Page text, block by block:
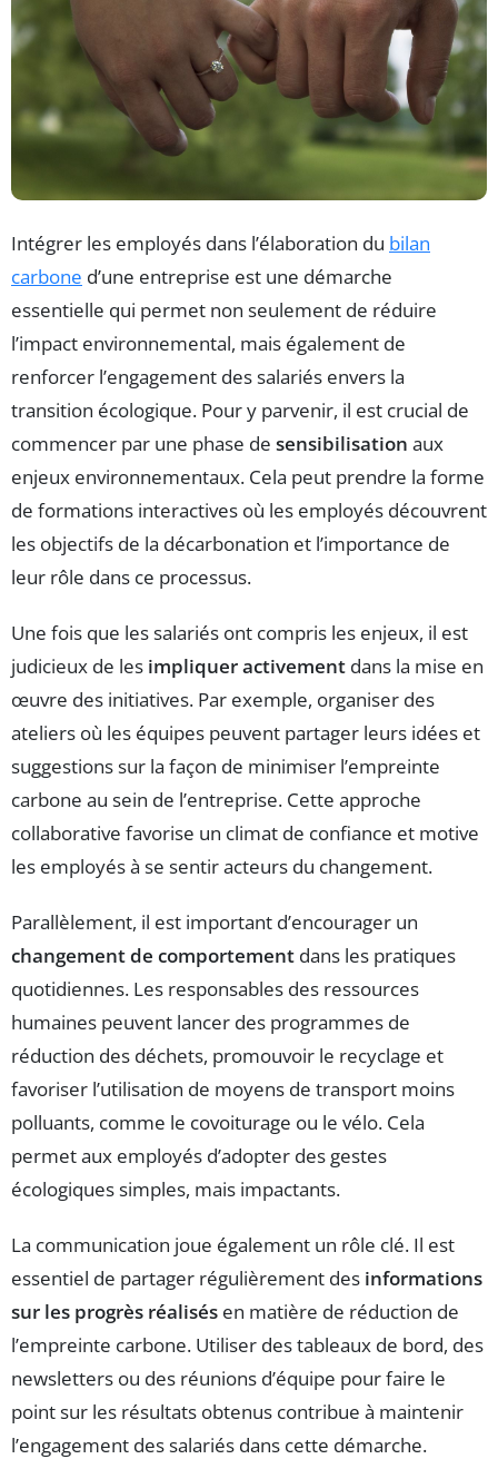
Intégrer les employés dans l’élaboration du bilan
carbone d’une entreprise est une démarche
essentielle qui permet non seulement de réduire
l’impact environnemental, mais également de
renforcer l’engagement des salariés envers la
transition écologique. Pour y parvenir, il est crucial de
commencer par une phase de sensibilisation aux
enjeux environnementaux. Cela peut prendre la forme
de formations interactives où les employés découvrent
les objectifs de la décarbonation et l’importance de
leur rôle dans ce processus.
Une fois que les salariés ont compris les enjeux, il est
judicieux de les impliquer activement dans la mise en
œuvre des initiatives. Par exemple, organiser des
ateliers où les équipes peuvent partager leurs idées et
suggestions sur la façon de minimiser l’empreinte
carbone au sein de l’entreprise. Cette approche
collaborative favorise un climat de confiance et motive
les employés à se sentir acteurs du changement.
Parallèlement, il est important d’encourager un
changement de comportement dans les pratiques
quotidiennes. Les responsables des ressources
humaines peuvent lancer des programmes de
réduction des déchets, promouvoir le recyclage et
favoriser l’utilisation de moyens de transport moins
polluants, comme le covoiturage ou le vélo. Cela
permet aux employés d’adopter des gestes
écologiques simples, mais impactants.
La communication joue également un rôle clé. Il est
essentiel de partager régulièrement des informations
sur les progrès réalisés en matière de réduction de
l’empreinte carbone. Utiliser des tableaux de bord, des
newsletters ou des réunions d’équipe pour faire le
point sur les résultats obtenus contribue à maintenir
l’engagement des salariés dans cette démarche.